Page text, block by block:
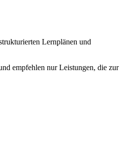
Lernplänen und
empfehlen nur Leistungen, die zur